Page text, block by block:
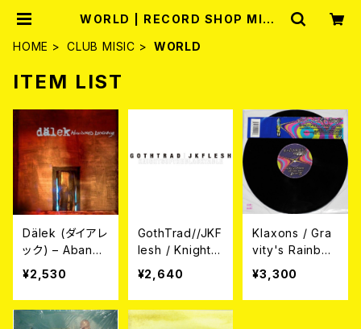
WORLD | RECORD SHOP MISE
HOME
CLUB MISIC WORLD
ITEM LIST
Dälek (ダイアレ
ック) – Abando
ned Language
(帯付き国内盤C
D)
¥2,530
GothTrad//JKF
lesh / Knights
Of The Black
Table (日本盤
CD)
¥2,640
Klaxons / Gra
vity's Rainbo
w (Soulwax R
emix) (12")
¥3,300